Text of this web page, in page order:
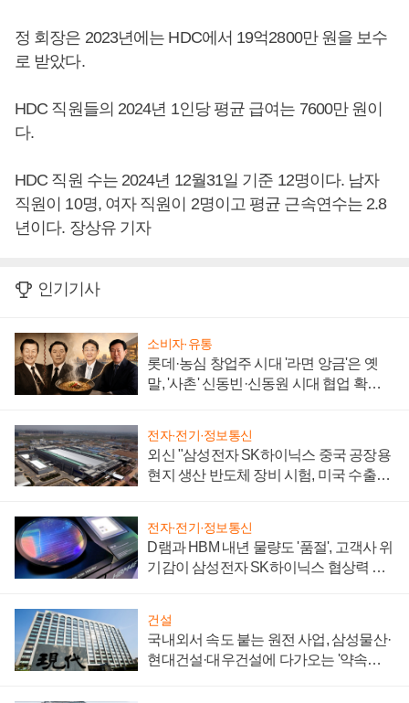
정 회장은 2023년에는 HDC에서 19억2800만 원을 보수
로 받았다.
HDC 직원들의 2024년 1인당 평균 급여는 7600만 원이
다.
HDC 직원 수는 2024년 12월31일 기준 12명이다. 남자
직원이 10명, 여자 직원이 2명이고 평균 근속연수는 2.8
년이다. 장상유 기자
인기기사
소비자·유통
롯데·농심 창업주 시대 '라면 앙금'은 옛
말, '사촌' 신동빈·신동원 시대 협업 확대
전자·전기·정보통신
외신 "삼성전자 SK하이닉스 중국 공장용
현지 생산 반도체 장비 시험, 미국 수출통
전자·전기·정보통신
D램과 HBM 내년 물량도 '품절', 고객사 위
기감이 삼성전자 SK하이닉스 협상력 더
건설
국내외서 속도 붙는 원전 사업, 삼성물산·
현대건설·대우건설에 다가오는 '약속의